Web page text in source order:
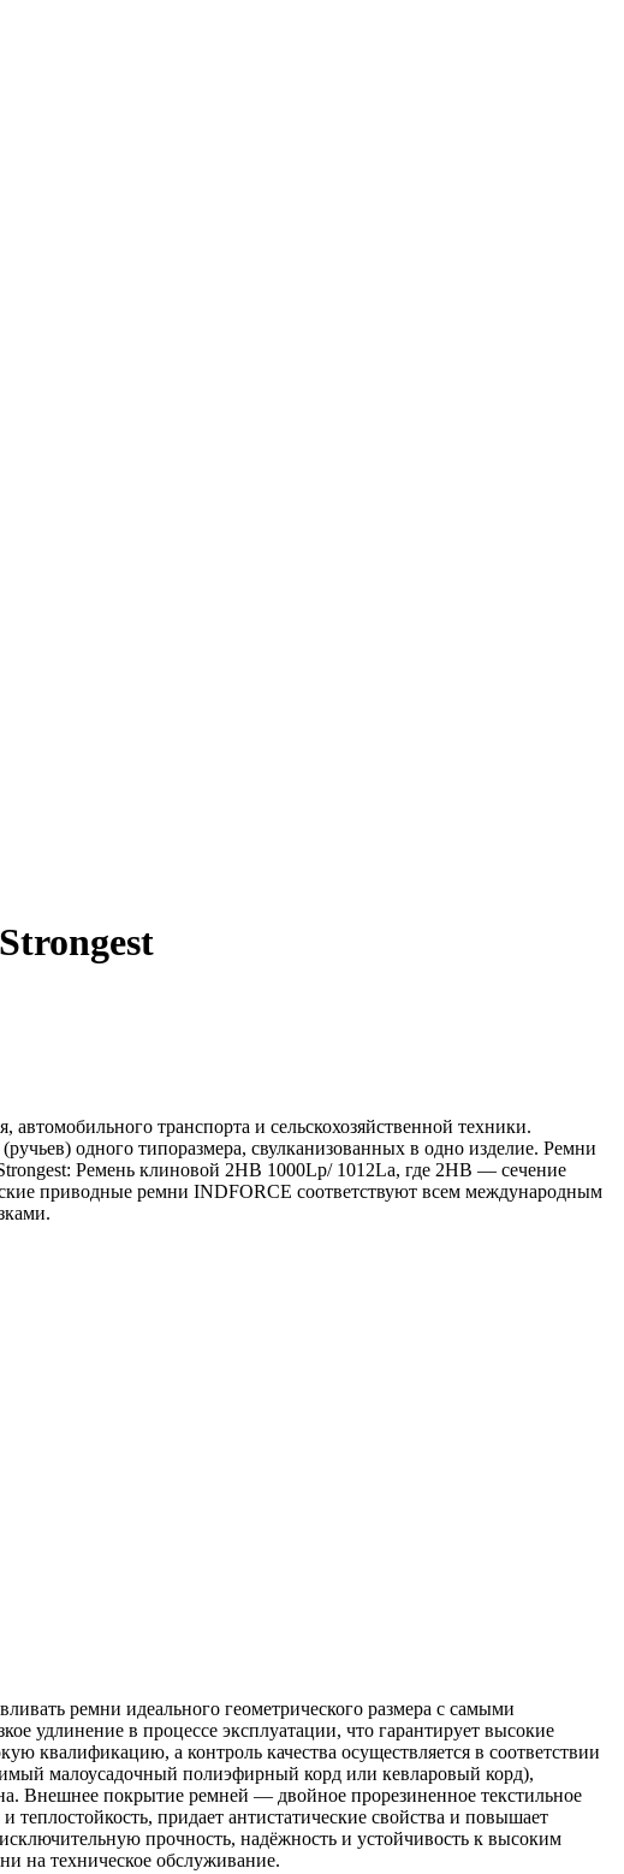
транспорта и сельскохозяйственной техники.
одного типоразмера, свулканизованных в одно изделие. Ремни
Ремень клиновой 2HB 1000Lp/ 1012La, где 2HB — сечение
приводные ремни INDFORCE соответствуют всем международным
ремни идеального геометрического размера с самыми
удлинение в процессе эксплуатации, что гарантирует высокие
квалификацию, а контроль качества осуществляется в соответствии
малоусадочный полиэфирный корд или кевларовый корд),
Внешнее покрытие ремней — двойное прорезиненное текстильное
придает антистатические свойства и повышает
прочность, надёжность и устойчивость к высоким
на техническое обслуживание.